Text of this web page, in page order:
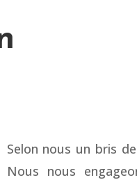
Selon nous un bris
Nous nous